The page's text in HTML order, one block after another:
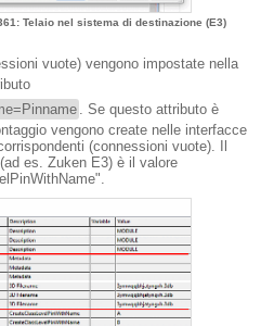
Telaio nel sistema di destinazione (E3)
vuote) vengono impostate nella
. Se questo attributo è
vengono create nelle interfacce
(connessioni vuote). Il
es. Zuken E3) è il valore